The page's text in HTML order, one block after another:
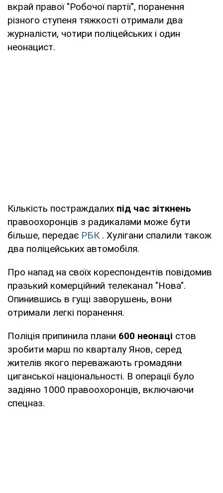
вкрай правої "Робочої партії", поранення
різного ступеня тяжкості отримали два
журналісти, чотири поліцейських і один
неонацист.
Кількість постраждалих під час зіткнень
правоохоронців з радикалами може бути
більше, передає РБК. Хулігани спалили також
два поліцейських автомобіля.
Про напад на своїх кореспондентів повідомив
празький комерційний телеканал "Нова".
Опинившись в гущі заворушень, вони
отримали легкі поранення.
Поліція припинила плани 600 неонаці стов
зробити марш по кварталу Янов, серед
жителів якого переважають громадяни
циганської національності. В операції було
задіяно 1000 правоохоронців, включаючи
спецназ.